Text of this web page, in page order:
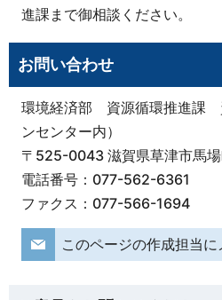
進課まで御相談ください。
お問い合わせ
環境経済部 資源循環推進課
ンセンター内）
〒525-0043 滋賀県草津市馬
電話番号：077-562-6361
ファクス：077-566-1694
このページの作成担当に